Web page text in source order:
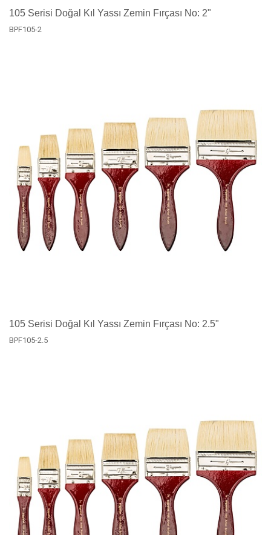
105 Serisi Doğal Kıl Yassı Zemin Fırçası No: 2"
BPF105-2
105 Serisi Doğal Kıl Yassı Zemin Fırçası No: 2.5"
BPF105-2.5